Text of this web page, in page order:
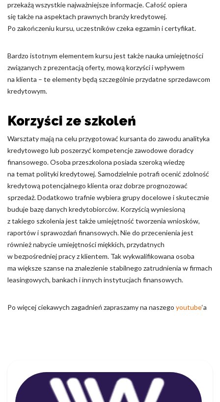
przekażą wszystkie najważniejsze informacje. Całość opiera
się także na aspektach prawnych branży kredytowej.
Po zakończeniu kursu, uczestników czeka egzamin i certyfikat.
Bardzo istotnym elementem kursu jest także nauka umiejętności
związanych z prezentacją oferty, mową korzyści i wpływem
na klienta – te elementy będą szczególnie przydatne sprzedawcom
kredytowym.
Korzyści ze szkoleń
Warsztaty mają na celu przygotować kursanta do zawodu analityka
kredytowego lub poszerzyć kompetencje zawodowe doradcy
finansowego. Osoba przeszkolona posiada szeroką wiedzę
na temat polityki kredytowej. Samodzielnie potrafi ocenić zdolność
kredytową potencjalnego klienta oraz dobrze prognozować
sprzedaż. Dodatkowo trafnie wybiera grupy docelowe i skutecznie
buduje bazę danych kredytobiorców. Korzyścią wyniesioną
z takiego szkolenia jest także umiejętność tworzenia wniosków,
raportów i sprawozdań finansowych. Nie do przecenienia jest
również nabycie umiejętności miękkich, przydatnych
w bezpośredniej pracy z klientem. Tak wykwalifikowana osoba
ma większe szanse na znalezienie stabilnego zatrudnienia w firmach
leasingowych, bankach i innych instytucjach finansowych.
Po więcej ciekawych zagadnień zapraszamy na naszego youtube‘a